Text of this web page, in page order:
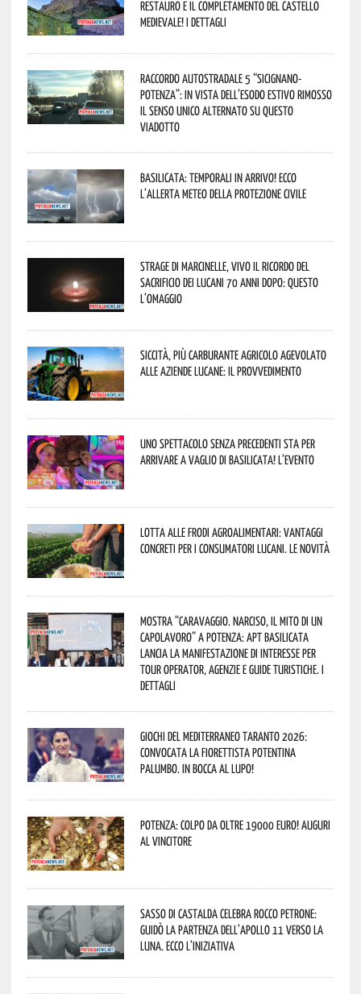
restauro e il completamento del Castello
Medievale! I dettagli
Raccordo Autostradale 5 “Sicignano-
Potenza”: in vista dell’esodo estivo rimosso
il senso unico alternato su questo
viadotto
Basilicata: temporali in arrivo! Ecco
l’allerta meteo della Protezione civile
Strage di Marcinelle, vivo il ricordo del
sacrificio dei lucani 70 anni dopo: questo
l’omaggio
Siccità, più carburante agricolo agevolato
alle aziende lucane: il provvedimento
Uno spettacolo senza precedenti sta per
arrivare a Vaglio di Basilicata! L’evento
Lotta alle frodi agroalimentari: vantaggi
concreti per i consumatori lucani. Le novità
Mostra “Caravaggio. Narciso, il mito di un
capolavoro” a Potenza: APT Basilicata
lancia la manifestazione di interesse per
Tour Operator, Agenzie e Guide Turistiche. I
dettagli
Giochi del Mediterraneo Taranto 2026:
convocata la fiorettista potentina
Palumbo. In bocca al lupo!
Potenza: colpo da oltre 19000 Euro! Auguri
al vincitore
Sasso di Castalda celebra Rocco Petrone:
guidò la partenza dell’Apollo 11 verso la
Luna. Ecco l’iniziativa